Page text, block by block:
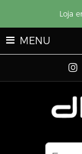
Loja
MENU